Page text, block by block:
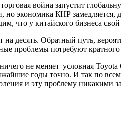
война запустит
экономика КНР замедляется,
что у китайского бизнеса свой
десять. Обратный путь,
проблемы потребуют
не меняет: условная Toyota
годы точно. И так по
и эту проблему никакими